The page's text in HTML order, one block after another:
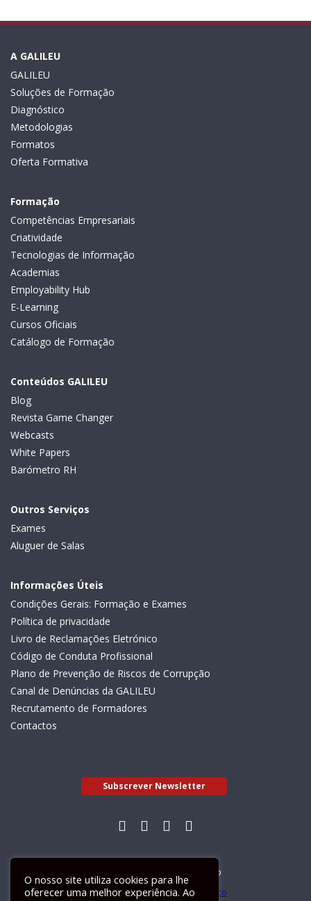
A GALILEU
GALILEU
Soluções de Formação
Diagnóstico
Metodologias
Formatos
Oferta Formativa
Formação
Competências Empresariais
Criatividade
Tecnologias de Informação
Academias
Employability Hub
E-Learning
Cursos Oficiais
Catálogo de Formação
Conteúdos GALILEU
Blog
Revista Game Changer
Webcasts
White Papers
Barómetro RH
Outros Serviços
Exames
Aluguer de Salas
Informações Úteis
Condições Gerais: Formação e Exames
Política de privacidade
Livro de Reclamações Eletrónico
Código de Conduta Profissional
Plano de Prevenção de Riscos de Corrupção
Canal de Denúncias da GALILEU
Recrutamento de Formadores
Contactos
Subscrever Newsletter
Livro de Reclamações Electrónico
O nosso site utiliza cookies para lhe
oferecer uma melhor experiência. Ao